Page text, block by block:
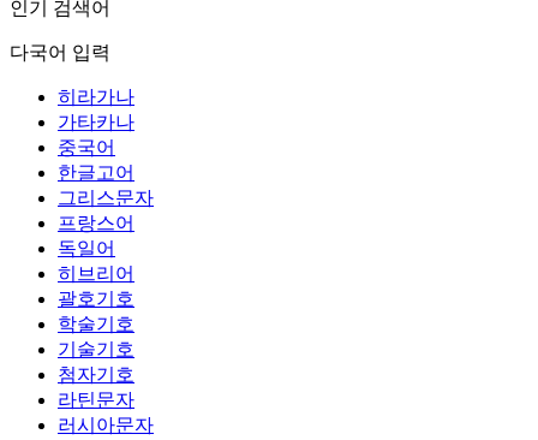
인기 검색어
다국어 입력
히라가나
가타카나
중국어
한글고어
그리스문자
프랑스어
독일어
히브리어
괄호기호
학술기호
기술기호
첨자기호
라틴문자
러시아문자